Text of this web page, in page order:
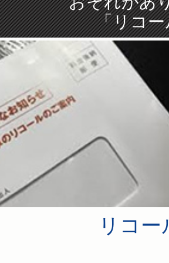
「リコ
リコ